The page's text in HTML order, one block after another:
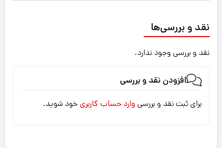
نقد و بررسی‌ها
نقد و بررسی وجود ندارد.
افزودن نقد و بررسی
برای ثبت نقد و بررسی وارد حساب کاربری خود شوید.